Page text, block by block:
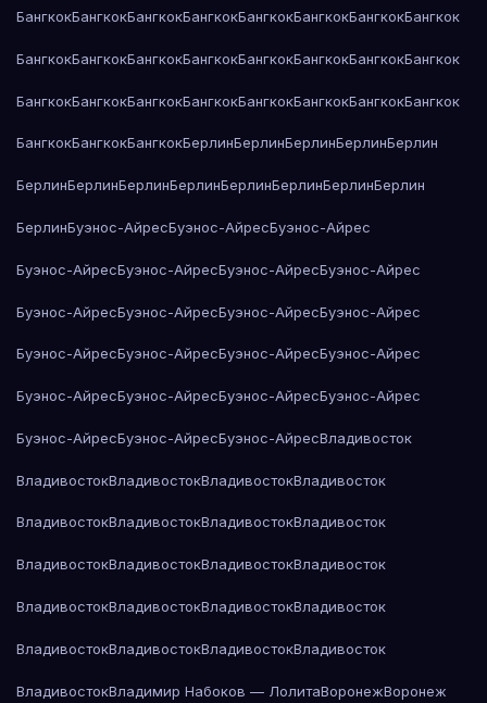
БангкокБангкокБангкокБангкокБангкокБангкокБангкокБангкок
БангкокБангкокБангкокБангкокБангкокБангкокБангкокБангкок
БангкокБангкокБангкокБангкокБангкокБангкокБангкокБангкок
БангкокБангкокБангкокБерлинБерлинБерлинБерлинБерлин
БерлинБерлинБерлинБерлинБерлинБерлинБерлинБерлин
БерлинБуэнос-АйресБуэнос-АйресБуэнос-Айрес
Буэнос-АйресБуэнос-АйресБуэнос-АйресБуэнос-Айрес
Буэнос-АйресБуэнос-АйресБуэнос-АйресБуэнос-Айрес
Буэнос-АйресБуэнос-АйресБуэнос-АйресБуэнос-Айрес
Буэнос-АйресБуэнос-АйресБуэнос-АйресБуэнос-Айрес
Буэнос-АйресБуэнос-АйресБуэнос-АйресВладивосток
ВладивостокВладивостокВладивостокВладивосток
ВладивостокВладивостокВладивостокВладивосток
ВладивостокВладивостокВладивостокВладивосток
ВладивостокВладивостокВладивостокВладивосток
ВладивостокВладивостокВладивостокВладивосток
ВладивостокВладимир Набоков — ЛолитаВоронежВоронеж